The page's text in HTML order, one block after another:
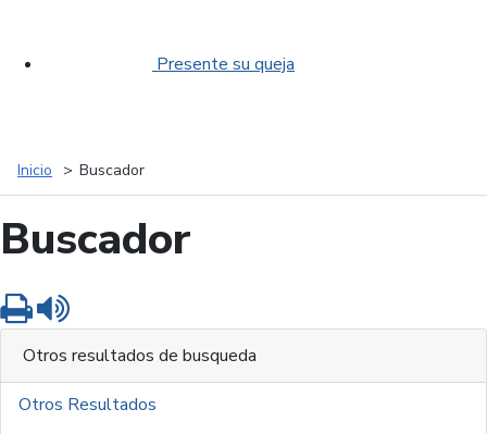
Presente su queja
Inicio Buscador
Buscador
Imprimir
Otros resultados de busqueda
Otros Resultados